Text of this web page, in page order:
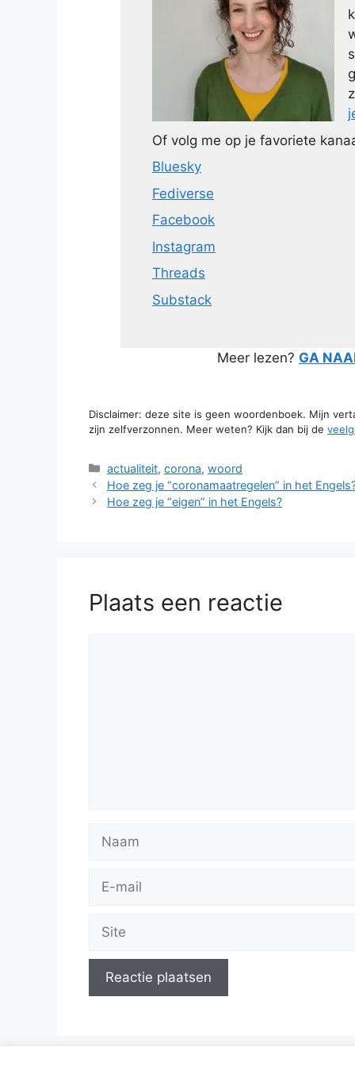
Of volg me op je favoriete
Bluesky
Fediverse
Facebook
Instagram
Threads
Substack
Meer lezen? GA
Disclaimer: deze site is geen woordenboek. Mijn
zijn zelfverzonnen. Meer weten? Kijk dan bij de
Categorieën
actualiteit,corona,woord
Hoe zeg je “coronamaatregelen” in het
Hoe zeg je “eigen” in het Engels?
Plaats een reactie
mail